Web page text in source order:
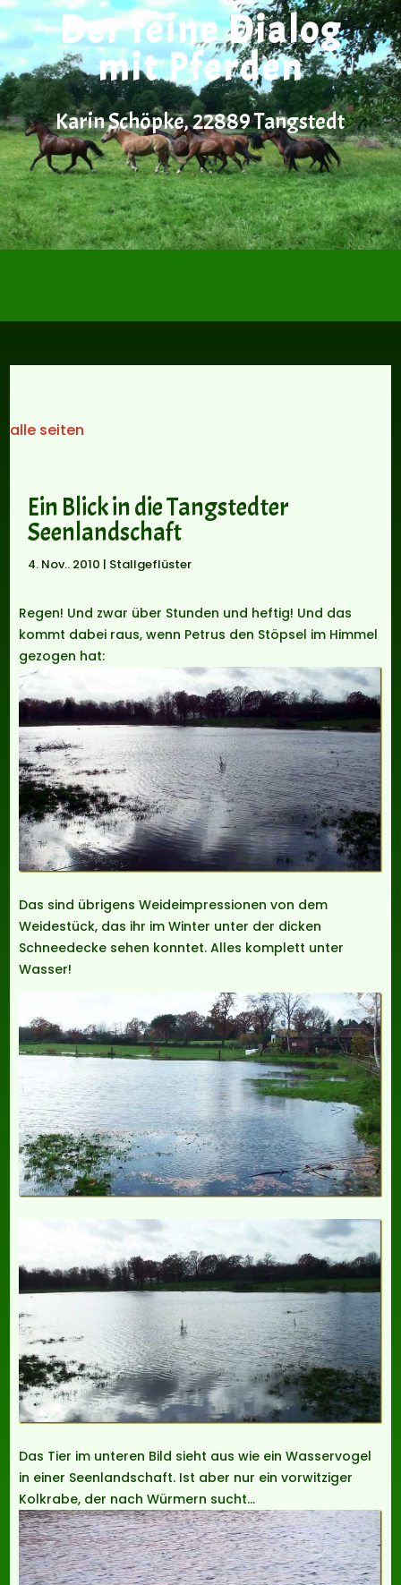
Der feine Dialog
mit Pferden
Karin Schöpke, 22889 Tangstedt
alle seiten
Ein Blick in die Tangstedter
Seenlandschaft
4. Nov.. 2010 | Stallgeflüster
Regen! Und zwar über Stunden und heftig! Und das
kommt dabei raus, wenn Petrus den Stöpsel im Himmel
gezogen hat:
Das sind übrigens Weideimpressionen von dem
Weidestück, das ihr im Winter unter der dicken
Schneedecke sehen konntet. Alles komplett unter
Wasser!
Das Tier im unteren Bild sieht aus wie ein Wasservogel
in einer Seenlandschaft. Ist aber nur ein vorwitziger
Kolkrabe, der nach Würmern sucht…